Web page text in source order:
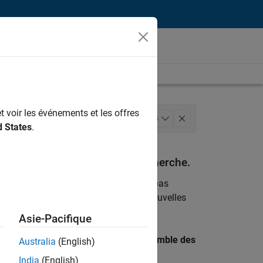
des programmes 4
à vos critères de recherche.
. Si malgré tout vous ne trouvez pas
pour vous tenir au courant des nouvelles
par lieu pour trouver l’ensemble des
voir les événements et les offres
States.
Asie-Pacifique
Australia (English)
India (English)